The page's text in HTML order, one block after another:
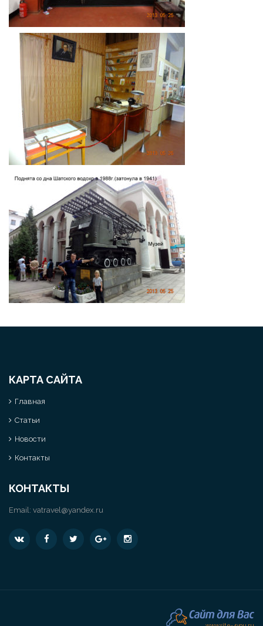
КАРТА САЙТА
Главная
Статьи
Новости
Контакты
КОНТАКТЫ
Email: vatravel@yandex.ru